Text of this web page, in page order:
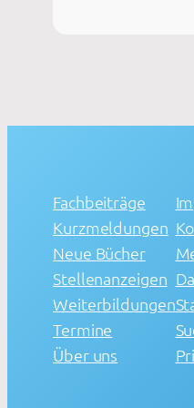
Fachbeiträge
Kurzmeldungen
Neue Bücher
Stellenanzeigen
Weiterbildungen
Termine
Über uns